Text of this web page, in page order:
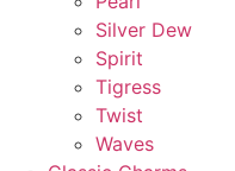
Silver Dew
Spirit
Tigress
Twist
Waves